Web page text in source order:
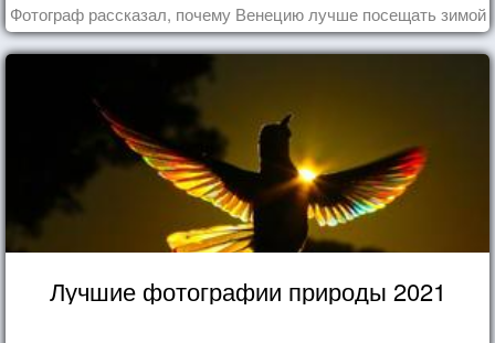
Фотограф рассказал, почему Венецию лучше посещать зимой
Лучшие фотографии природы 2021